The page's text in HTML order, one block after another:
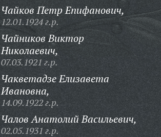
Чайков Петр Епифанович,
12.01.1924 г.р.
Чайников Виктор
Николаевич,
07.03.1921 г.р.
Чакветадзе Елизавета
Ивановна,
14.09.1922 г.р.
Чалов Анатолий Васильевич,
02.05.1931 г.р.